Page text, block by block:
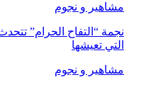
مشاهير و نجوم
نجمة “التفاح الحرام”
التي تعيشها
مشاهير و نجوم